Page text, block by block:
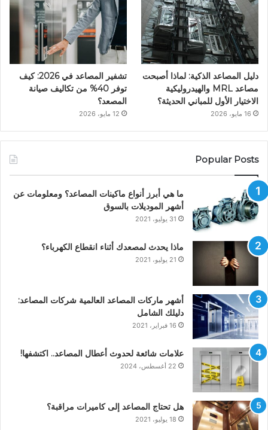
دليل المصاعد الذكية: لماذا أصبحت
مصاعد MRL والهيدروليكية
الاختيار الأول للمباني الحديثة؟
16 مايو، 2026
تشفير المصاعد في 2026: كيف
توفر 40% من تكاليف صيانة
المصعد؟
12 مايو، 2026
Popular Posts
ما هي أبرز أنواع ماكينات المصاعد؟ ومعلومات عن
أشهر الموديلات بالسوق
31 يوليو، 2021
ماذا يحدث لمصعدك أثناء انقطاع الكهرباء؟
21 يوليو، 2021
أشهر ماركات المصاعد العالمية شركات المصاعد:
دليلك الشامل
16 فبراير، 2021
علامات شائعة لحدوث أعطال المصاعد.. اكتشفها!
22 أغسطس، 2024
هل تحتاج المصاعد إلى كاميرات مراقبة؟
18 يوليو، 2021